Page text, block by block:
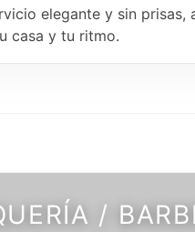
elegante y sin prisas,
casa y tu ritmo.
/